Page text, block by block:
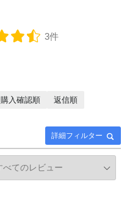
3件
詳細フィルター
購入確認順
返信順